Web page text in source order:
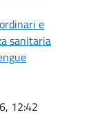
e
sanitaria
12:42